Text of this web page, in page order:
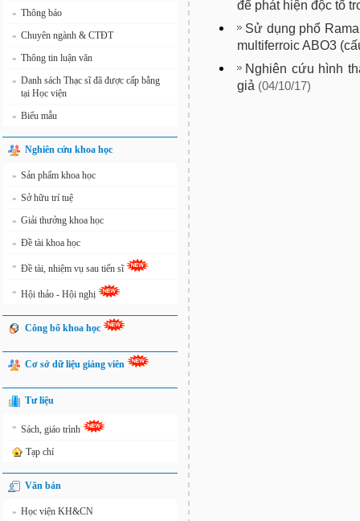
» Thông báo
» Chuyên ngành & CTĐT
» Thông tin luận văn
» Danh sách Thạc sĩ đã được cấp bằng
tại Học viện
» Biểu mẫu
Nghiên cứu khoa học
» Sản phẩm khoa học
» Sở hữu trí tuệ
» Giải thưởng khoa học
» Đề tài khoa học
» Đề tài, nhiệm vụ sau tiến sĩ
» Hội thảo - Hội nghị
Công bố khoa học
Cơ sở dữ liệu giảng viên
Tư liệu
» Sách, giáo trình
Tạp chí
Văn bản
» Học viện KH&CN
để phát hiện độc tố
Sử dụng phổ
multiferroic ABO3
Nghiên cứu hình
giả (04/10/17)